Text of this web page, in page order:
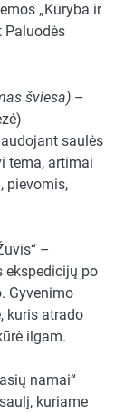
„Kūryba ir
Paluodės
šviesa) –
saulės
tema, artimai
pievomis,
–
ekspedicijų po
Gyvenimo
kuris atrado
ilgam.
namai“
kuriame